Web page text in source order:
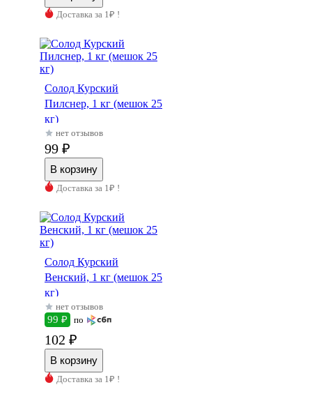
Доставка за 1₽ !
Солод Курский
Пилснер, 1 кг (мешок 25
кг)
нет отзывов
99 ₽
Доставка за 1₽ !
Солод Курский
Венский, 1 кг (мешок 25
кг)
нет отзывов
99 ₽ по
102 ₽
Доставка за 1₽ !